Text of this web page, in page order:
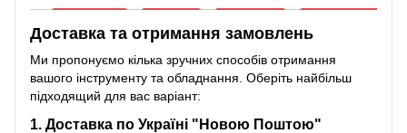
Доставка та отримання замовлень
Ми пропонуємо кілька зручних способів отримання
вашого інструменту та обладнання. Оберіть найбільш
підходящий для вас варіант:
1. Доставка по Україні "Новою Поштою"